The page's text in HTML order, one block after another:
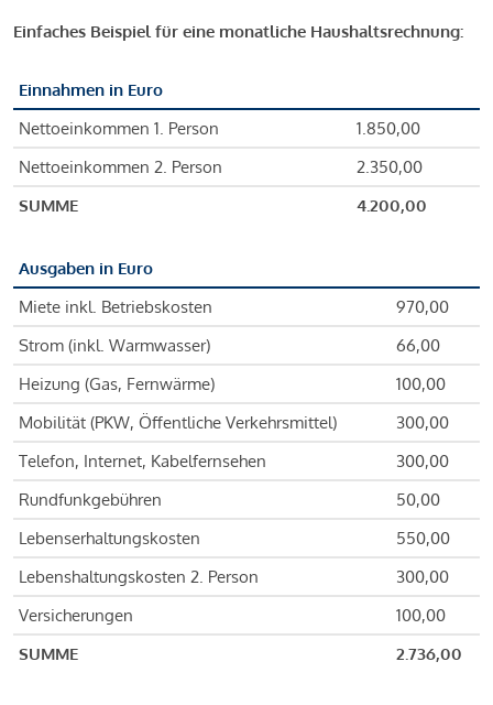
Einfaches Beispiel für eine monatliche Haushaltsrechnung:
Einnahmen in Euro
Nettoeinkommen 1. Person
1.850,00
Nettoeinkommen 2. Person
2.350,00
SUMME
4.200,00
Ausgaben in Euro
Miete inkl. Betriebskosten
970,00
Strom (inkl. Warmwasser)
66,00
Heizung (Gas, Fernwärme)
100,00
Mobilität (PKW, Öffentliche Verkehrsmittel)
300,00
Telefon, Internet, Kabelfernsehen
300,00
Rundfunkgebühren
50,00
Lebenserhaltungskosten
550,00
Lebenshaltungskosten 2. Person
300,00
Versicherungen
100,00
SUMME
2.736,00